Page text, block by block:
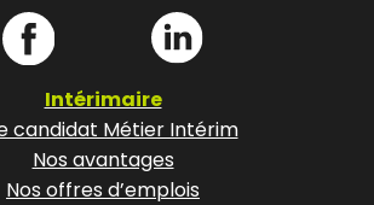
Intérimaire
candidat Métier Intérim
Nos avantages
Nos offres d’emplois